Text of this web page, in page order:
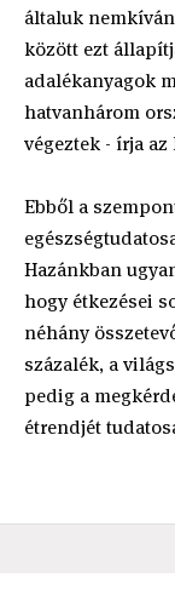
általuk
között ezt
adalékanyagok
hatvanhárom
végeztek - írja
Ebből a
Hazánkban
hogy étkezései
néhány
százalék, a
pedig a
étrendjét